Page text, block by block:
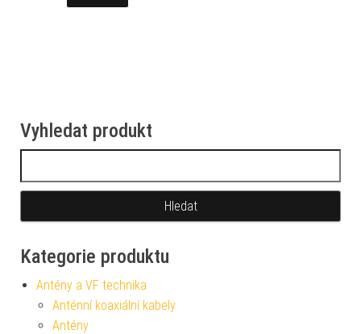
Vyhledat produkt
Kategorie produktu
Antény a VF technika
Anténní koaxiální kabely
Antény